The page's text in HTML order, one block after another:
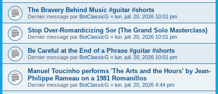
The Bravery Behind Music #guitar #shorts
Dernier message par BotClassicG « lun. juil. 20, 2026 10:01 pm
Stop Over-Romanticizing Sor (The Grand Solo Masterclass)
Dernier message par BotClassicG « lun. juil. 20, 2026 10:01 pm
Be Careful at the End of a Phrase #guitar #shorts
Dernier message par BotClassicG « lun. juil. 20, 2026 10:01 pm
Manuel Toucinho performs 'The Arts and the Hours' by Jean-
Philippe Rameau on a 1981 Romanillos
Dernier message par BotClassicG « lun. juil. 20, 2026 4:44 pm